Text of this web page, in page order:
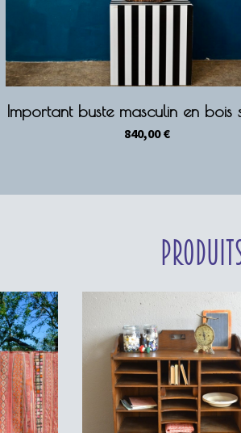
Important buste masculin en bois
840,00€